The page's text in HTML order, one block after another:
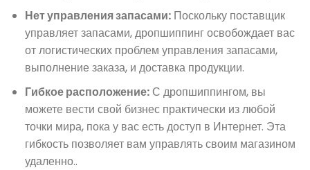
Нет управления запасами:Поскольку поставщик
управляет запасами, дропшиппинг освобождает вас
от логистических проблем управления запасами,
выполнение заказа, и доставка продукции.
Гибкое расположение:С дропшиппингом, вы
можете вести свой бизнес практически из любой
точки мира, пока у вас есть доступ в Интернет. Эта
гибкость позволяет вам управлять своим магазином
удаленно..